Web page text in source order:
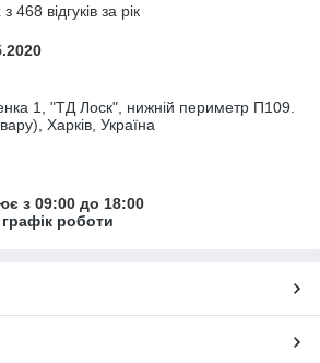
468 відгуків за рік
1, "ТД Лоск", нижній периметр П109.
Харків, Україна
з 09:00 до 18:00
роботи